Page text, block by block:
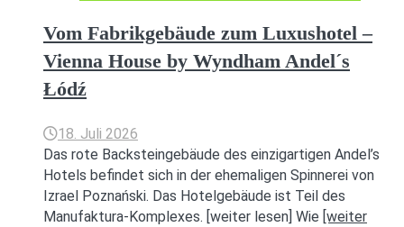
Vom Fabrikgebäude zum Luxushotel –
Vienna House by Wyndham Andel´s
Łódź
18. Juli 2026
Das rote Backsteingebäude des einzigartigen Andel’s
Hotels befindet sich in der ehemaligen Spinnerei von
Izrael Poznański. Das Hotelgebäude ist Teil des
Manufaktura-Komplexes. [weiter lesen] Wie [weiter